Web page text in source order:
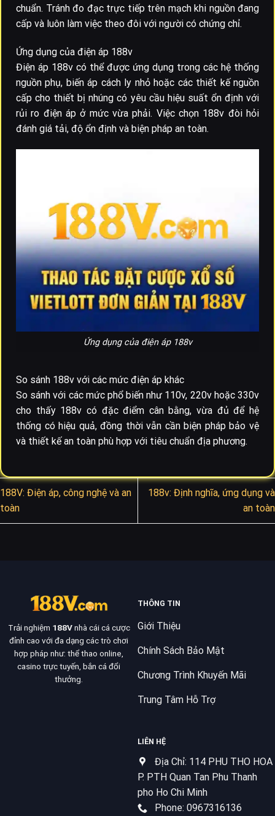
chuẩn. Tránh đo đạc trực tiếp trên mạch khi nguồn đang
cấp và luôn làm việc theo đôi với người có chứng chỉ.
Ứng dụng của điện áp 188v
Điện áp 188v có thể được ứng dụng trong các hệ thống
nguồn phụ, biến áp cách ly nhỏ hoặc các thiết kế nguồn
cấp cho thiết bị nhúng có yêu cầu hiệu suất ổn định với
rủi ro điện áp ở mức vừa phải. Việc chọn 188v đòi hỏi
đánh giá tải, độ ổn định và biện pháp an toàn.
Ứng dụng của điện áp 188v
So sánh 188v với các mức điện áp khác
So sánh với các mức phổ biến như 110v, 220v hoặc 330v
cho thấy 188v có đặc điểm cân bằng, vừa đủ để hệ
thống có hiệu quả, đồng thời vẫn cần biện pháp bảo vệ
và thiết kế an toàn phù hợp với tiêu chuẩn địa phương.
188V: Điện áp, công nghệ và an
toàn
188v: Định nghĩa, ứng dụng và
an toàn
Trải nghiệm 188Vnhà cái cá cược
đỉnh cao với đa dạng các trò chơi
hợp pháp như: thể thao online,
casino trực tuyến, bắn cá đổi
thưởng.
THÔNG TIN
Giới Thiệu
Chính Sách Bảo Mật
Chương Trình Khuyến Mãi
Trung Tâm Hỗ Trợ
LIÊN HỆ
Địa Chỉ: 114 PHU THO HOA
P. PTH Quan Tan Phu Thanh
pho Ho Chi Minh
Phone: 0967316136